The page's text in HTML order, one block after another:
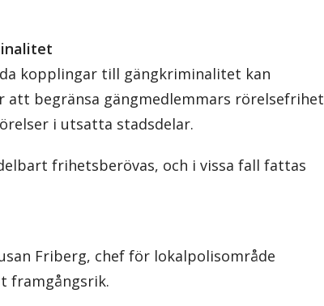
kopplingar till gängkriminalitet kan
begränsa gängmedlemmars rörelsefrihet
i utsatta stadsdelar.
frihetsberövas, och i vissa fall fattas
Friberg, chef för lokalpolisområde
framgångsrik.